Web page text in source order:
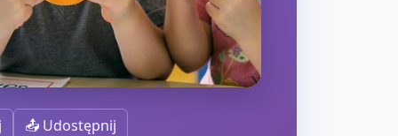
📤 Udostępnij